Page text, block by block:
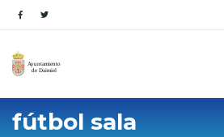
fútbol sala